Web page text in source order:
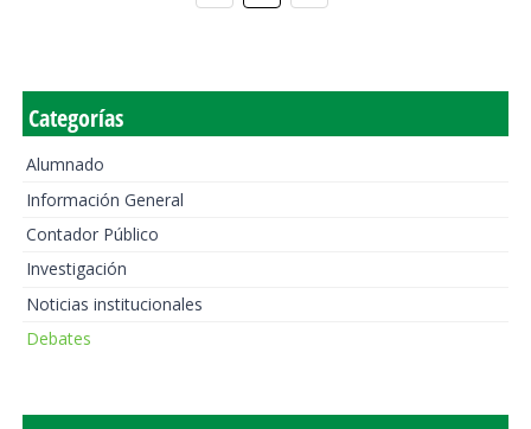
Categorías
Alumnado
Información General
Contador Público
Investigación
Noticias institucionales
Debates